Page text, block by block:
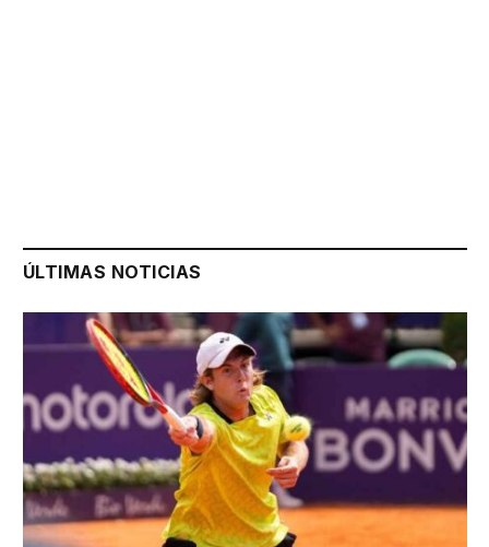
ÚLTIMAS NOTICIAS